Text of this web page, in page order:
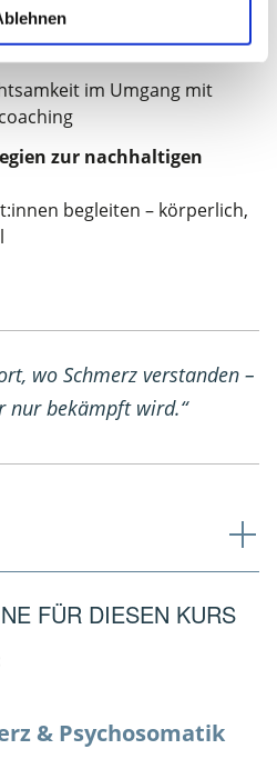
Tools für den
im Umgang mit
zur nachhaltigen
begleiten – körperlich,
wo Schmerz verstanden –
nur bekämpft wird.“
FÜR DIESEN KURS
& Psychosomatik